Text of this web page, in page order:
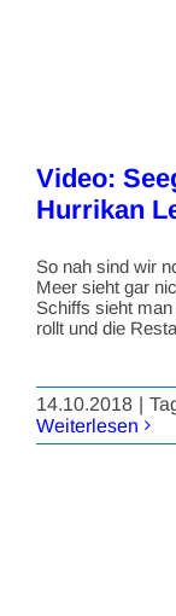
Video:
Hurrikan
So nah sind wir
Meer sieht gar
Schiffs sieht
rollt und die
14.10.2018 |
Weiterlesen